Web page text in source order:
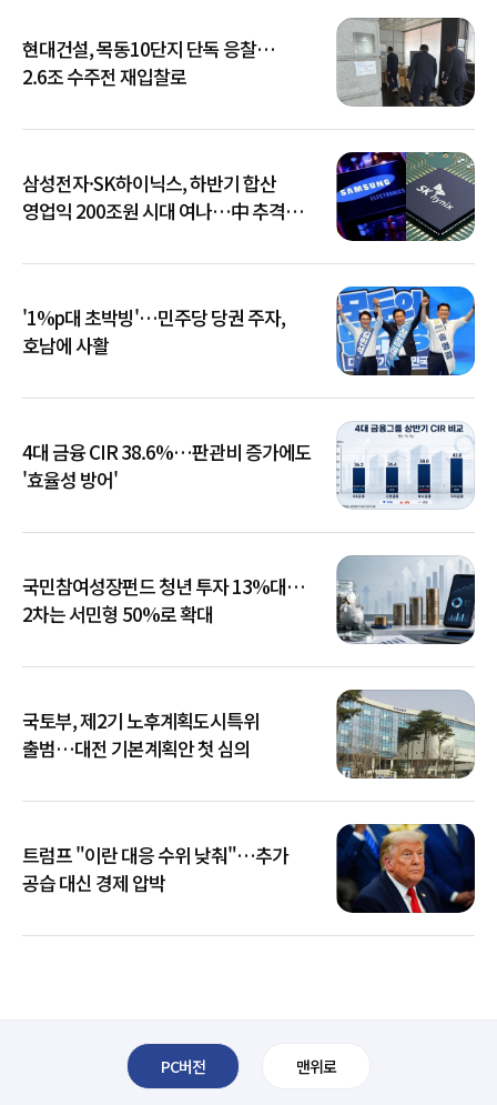
현대건설, 목동10단지 단독 응찰…
2.6조 수주전 재입찰로
삼성전자·SK하이닉스, 하반기 합산
영업익 200조원 시대 여나…中 추격은
'1%p대 초박빙'…민주당 당권 주자,
호남에 사활
4대 금융 CIR 38.6%…판관비 증가에도
'효율성 방어'
국민참여성장펀드 청년 투자 13%대…
2차는 서민형 50%로 확대
국토부, 제2기 노후계획도시특위
출범…대전 기본계획안 첫 심의
트럼프 "이란 대응 수위 낮춰"…추가
공습 대신 경제 압박
PC버전 맨위로